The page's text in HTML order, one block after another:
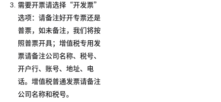
3.
需要开票请选择“开发票”
选项：请备注好开专票还是
普票，如未备注，我们将按
照普票开具；增值税专用发
票请备注公司名称、税号、
开户行、账号、地址、电
话。增值税普通发票请备注
公司名称和税号。